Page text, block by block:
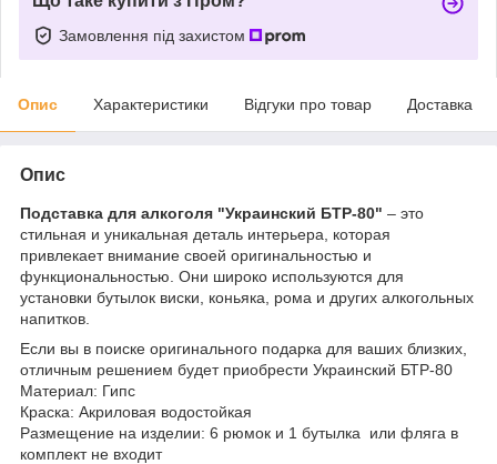
Замовлення під захистом
Опис Характеристики Відгуки про товар Доставка
Опис
Подставка для алкоголя "Украинский БТР-80" – это
стильная и уникальная деталь интерьера, которая
привлекает внимание своей оригинальностью и
функциональностью. Они широко используются для
установки бутылок виски, коньяка, рома и других алкогольных
напитков.
Если вы в поиске оригинального подарка для ваших близких,
отличным решением будет приобрести Украинский БТР-80
Материал: Гипс
Краска: Акриловая водостойкая
Размещение на изделии: 6 рюмок и 1 бутылка или фляга в
комплект не входит